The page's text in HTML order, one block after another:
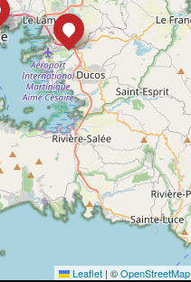
Leaflet | ©OpenStreetMap